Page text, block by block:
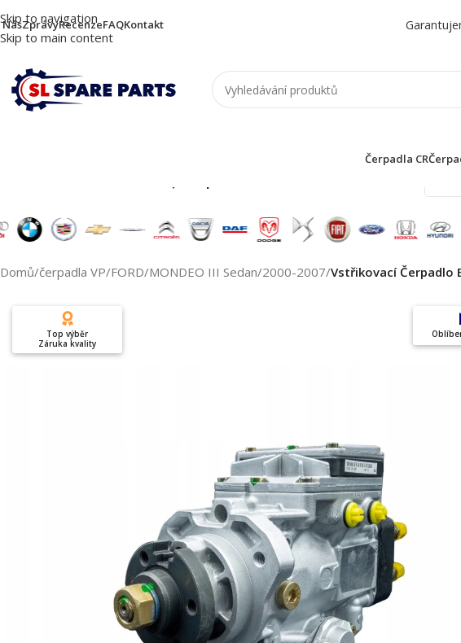
Skip to navigation
Skip to main content
NásZprávyRecenzeFAQKontakt
Čerpadla CR
Domů/čerpadla VP/FORD/MONDEO III Sedan/2000-2007/Vstřikovací Čerpadlo
Top výběr
Záruka kvality